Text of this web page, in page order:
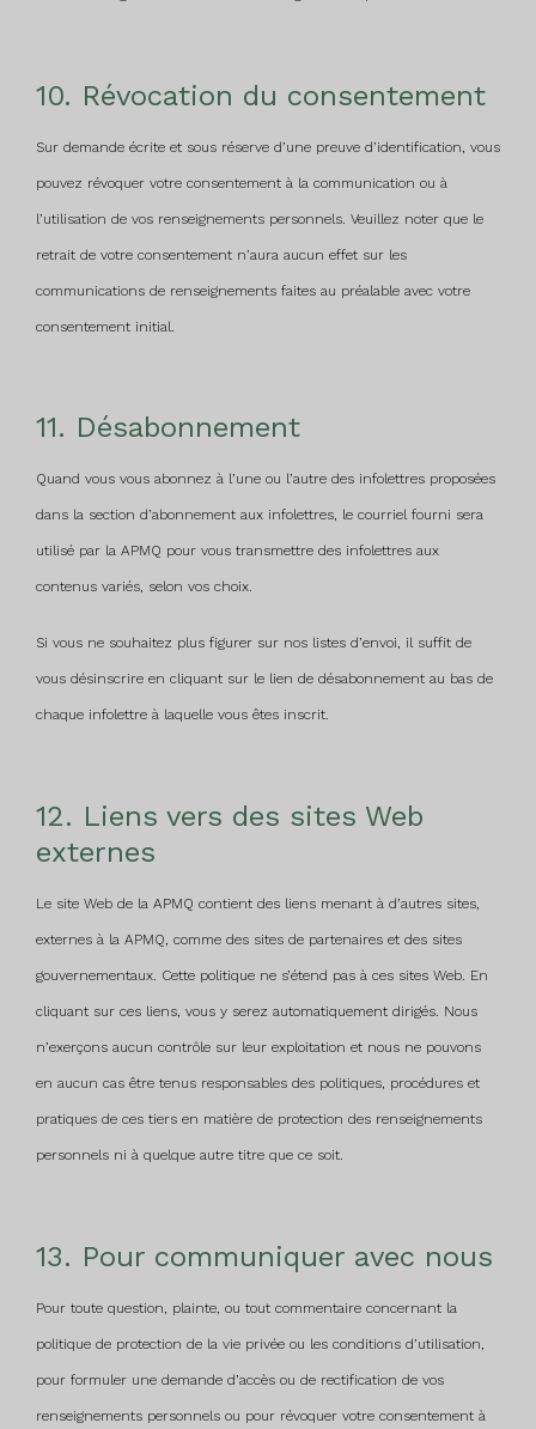
10. Révocation du consentement
Sur demande écrite et sous réserve d’une preuve d’identification, vous
pouvez révoquer votre consentement à la communication ou à
l’utilisation de vos renseignements personnels. Veuillez noter que le
retrait de votre consentement n’aura aucun effet sur les
communications de renseignements faites au préalable avec votre
consentement initial.
11. Désabonnement
Quand vous vous abonnez à l’une ou l’autre des infolettres proposées
dans la section d’abonnement aux infolettres, le courriel fourni sera
utilisé par la APMQ pour vous transmettre des infolettres aux
contenus variés, selon vos choix.
Si vous ne souhaitez plus figurer sur nos listes d’envoi, il suffit de
vous désinscrire en cliquant sur le lien de désabonnement au bas de
chaque infolettre à laquelle vous êtes inscrit.
12. Liens vers des sites Web
externes
Le site Web de la APMQ contient des liens menant à d’autres sites,
externes à la APMQ, comme des sites de partenaires et des sites
gouvernementaux. Cette politique ne s’étend pas à ces sites Web. En
cliquant sur ces liens, vous y serez automatiquement dirigés. Nous
n’exerçons aucun contrôle sur leur exploitation et nous ne pouvons
en aucun cas être tenus responsables des politiques, procédures et
pratiques de ces tiers en matière de protection des renseignements
personnels ni à quelque autre titre que ce soit.
13. Pour communiquer avec nous
Pour toute question, plainte, ou tout commentaire concernant la
politique de protection de la vie privée ou les conditions d’utilisation,
pour formuler une demande d’accès ou de rectification de vos
renseignements personnels ou pour révoquer votre consentement à